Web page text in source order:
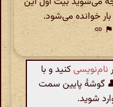
خوانده می‌شود.
flag
link
نام‌نویسیکنید و با
👤 گوشهٔ پایین سمت
شوید.